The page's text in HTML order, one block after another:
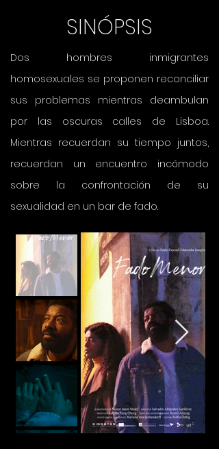
SINÓPSIS
Dos hombres inmigrantes
homosexuales se proponen reconciliar
sus problemas mientras deambulan
por las oscuras calles de Lisboa.
Mientras recuerdan su tiempo juntos,
recuerdan un encuentro incómodo
sobre la confrontación de su
sexualidad en un bar de fado.